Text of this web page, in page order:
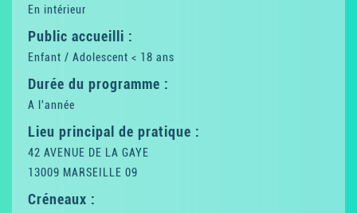
En intérieur
Public accueilli :
Enfant / Adolescent < 18 ans
Durée du programme :
A l'année
Lieu principal de pratique :
42 AVENUE DE LA GAYE
13009 MARSEILLE 09
Créneaux :